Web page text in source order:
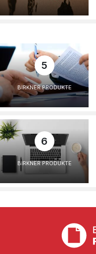
5
BIRKNER PRODUKTE
6
BIRKNER PRODUKTE